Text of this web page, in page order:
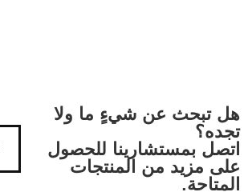
هل تبحث عن شيءٍ ما ولا
تجده؟
اتصل بمستشارينا للحصول
على مزيد من المنتجات
المتاحة.